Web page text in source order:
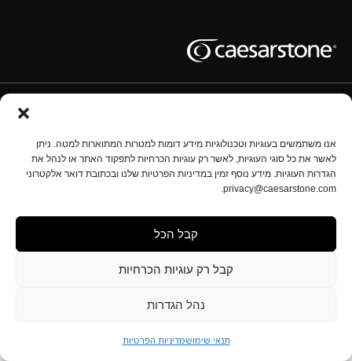
אנו משתמשים בעוגיות וטכנולוגיות מידע דומות למטרות המתוארות למטה. ניתן
לאשר את כל סוגי העוגיות, לאשר רק עוגיות הכרחיות לתפקוד האתר או לנהל את
הגדרות העוגיות. מידע נוסף זמין במדיניות הפרטיות שלנו ובכתובת דואר אלקטרוני
privacy@caesarstone.com.
קבל הכל
קבל רק עוגיות הכרחיות
נהל הגדרות
תנאי שימושמדיניות הפרטיות
התוכן המופיע באתר זה אינו מהווה את המידע המלא והמקיף בנוגע לנושאים מקצועיים, גיהותיים ובטיחותיים
זה, ליעילותם או לגבי מידת התאמתם. על בעלי מפעלי העיבוד מוטלת האחריות המלאה לבטיחות וגיהות
עובדיהם, לרבות לעניין סיכונים הנוגעים לאבק סיליקה. תחומי אחריות אלו כוללים את החובה להכיר את
התקנות ותקני הבטיחות והגיהות החלים ולציית להם באופן מלא. המידע באתר זה אינו מהווה ייעוץ מקצועי,
רפואי, גיהותי, בטיחותי או משפטי מכל סוג, ואינו מהווה פרשנות של חוק, תקנה או תקן כלשהו; כמו כן, אין
לראות בו תחליף להתייעצות עם אנשי מקצוע בתחום הגיהות והבטיחות.